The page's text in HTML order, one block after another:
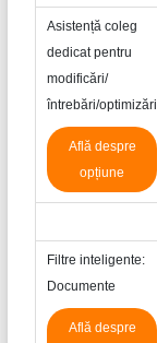
Asistență coleg
dedicat pentru
modificări/
întrebări/optimizări
Află despre
opțiune
Filtre inteligente:
Documente
Află despre